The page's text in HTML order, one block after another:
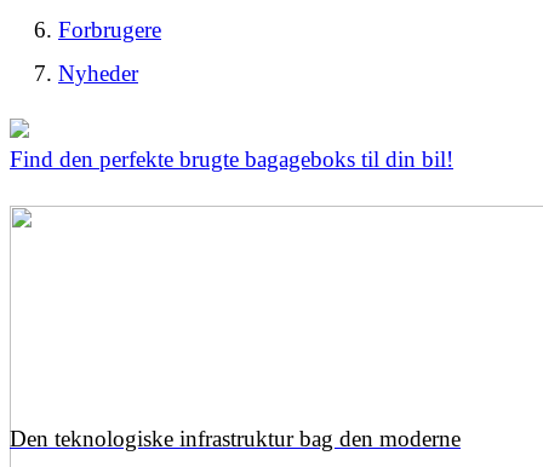
Forbrugere
Nyheder
Find den perfekte brugte bagageboks til din bil!
Den teknologiske infrastruktur bag den moderne